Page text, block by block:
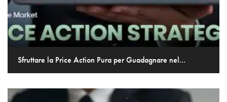
Sfruttare la Price Action Pura per Guadagnare nel...